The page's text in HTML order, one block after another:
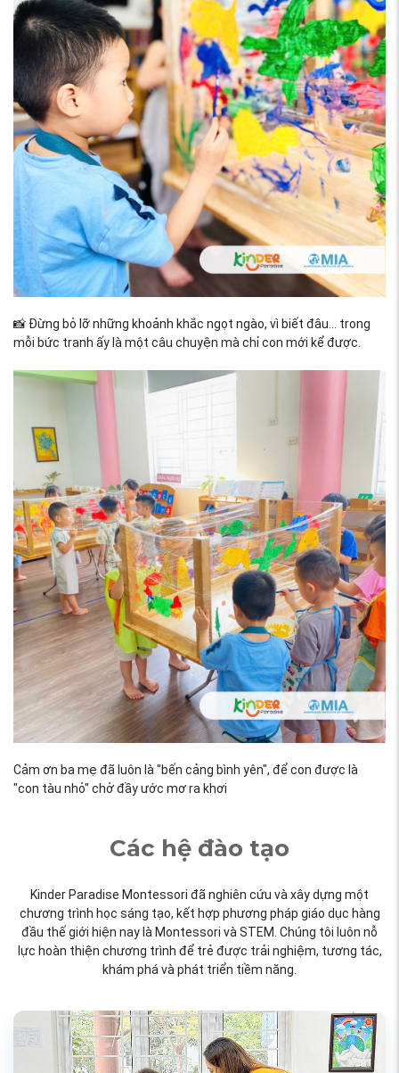
📸 Đừng bỏ lỡ những khoảnh khắc ngọt ngào, vì biết đâu... trong
mỗi bức tranh ấy là một câu chuyện mà chỉ con mới kể được.
Cảm ơn ba mẹ đã luôn là "bến cảng bình yên", để con được là
"con tàu nhỏ" chở đầy ước mơ ra khơi
Các hệ đào tạo
Kinder Paradise Montessori đã nghiên cứu và xây dựng một
chương trình học sáng tạo, kết hợp phương pháp giáo dục hàng
đầu thế giới hiện nay là Montessori và STEM. Chúng tôi luôn nỗ
lực hoàn thiện chương trình để trẻ được trải nghiệm, tương tác,
khám phá và phát triển tiềm năng.